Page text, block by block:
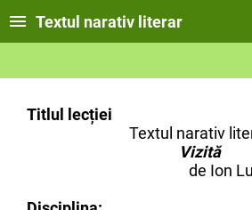
Textul narativ literar
Titlul lecției
Textul narativ
Vizită
de Ion